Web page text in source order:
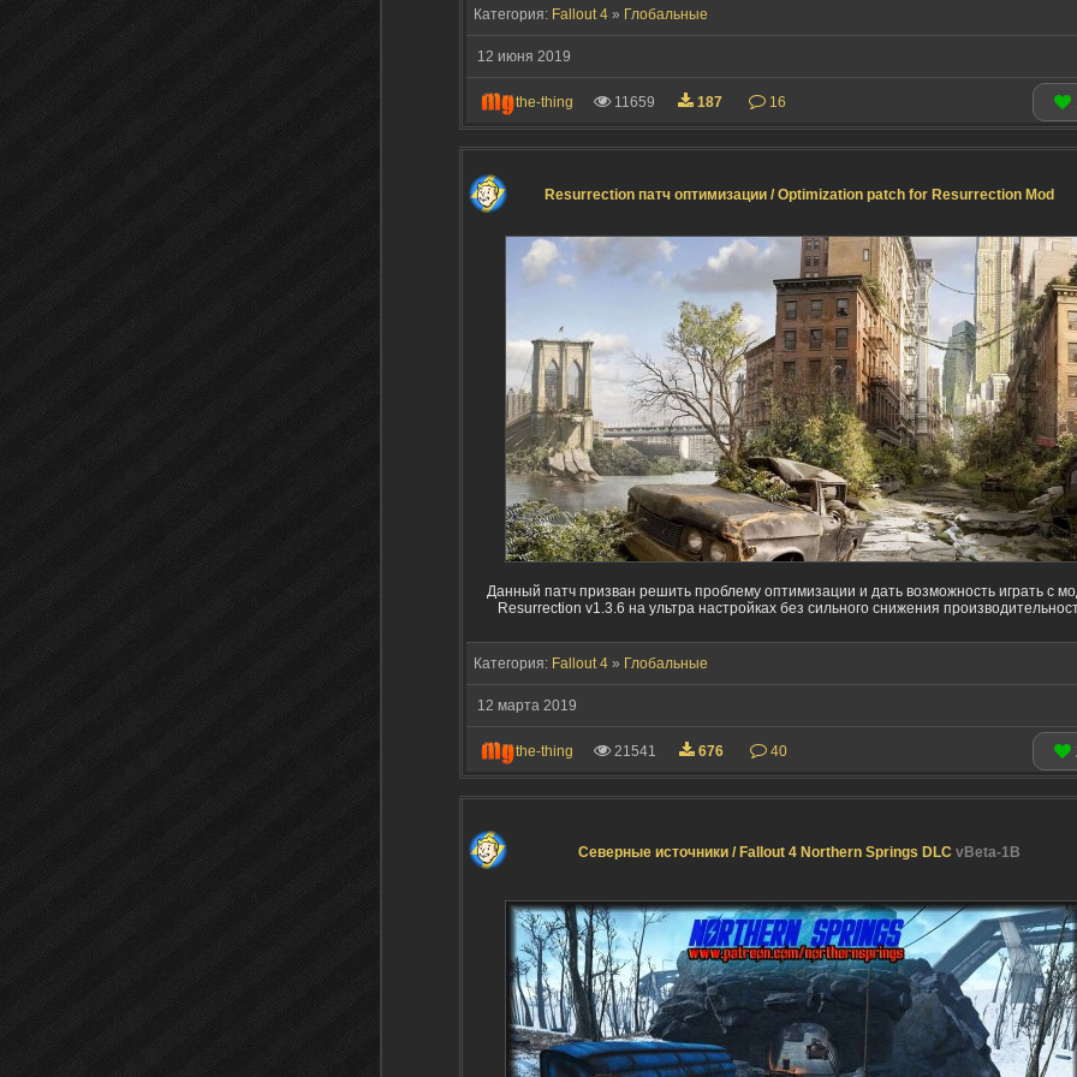
Категория: Fallout 4 » Глобальные
12 июня 2019
the-thing 11659 187 16
Resurrection патч оптимизации / Optimization patch for Resurrection Mod
Данный патч призван решить проблему оптимизации и дать возможность играть с
Resurrection v1.3.6 на ультра настройках без сильного снижения
Категория: Fallout 4 » Глобальные
12 марта 2019
the-thing 21541 676 40
Северные источники / Fallout 4 Northern Springs DLC vBeta-1B